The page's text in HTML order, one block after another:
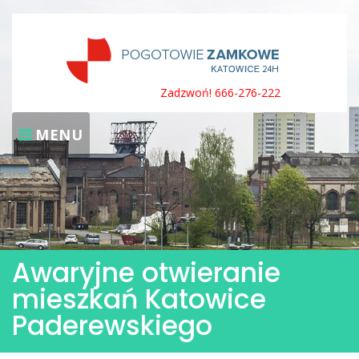
Zadzwoń! 666-276-222
MENU
Awaryjne otwieranie
mieszkań Katowice
Paderewskiego